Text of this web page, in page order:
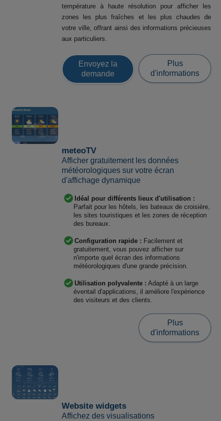
température à haute résolution pour afficher les
zones les plus fraîches et les plus chaudes de
votre ville, offrant ainsi des informations précieuses
aux particuliers.
Envoyez la
demande
Plus
d'informations
meteoTV
Afficher gratuitement les données
météorologiques sur votre écran
d'affichage dynamique
Idéal pour différents lieux d'utilisation :
Parfait pour les hôtels, les bateaux de croisière,
les sites touristiques et les zones de réception
des bureaux.
Configuration rapide : Facilement et
gratuitement, vous pouvez afficher sur
n'importe quel écran des informations
météorologiques d'une grande précision.
Utilisation polyvalente : Adapté à un large
éventail d'applications, il améliore l'expérience
des visiteurs et des clients.
Plus
d'informations
Website widgets
Affichez des visualisations